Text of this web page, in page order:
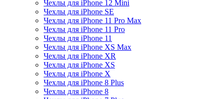
Чехлы для iPhone 12 Mini
Чехлы для iPhone SE
Чехлы для iPhone 11 Pro Max
Чехлы для iPhone 11 Pro
Чехлы для iPhone 11
Чехлы для iPhone XS Max
Чехлы для iPhone XR
Чехлы для iPhone XS
Чехлы для iPhone X
Чехлы для iPhone 8 Plus
Чехлы для iPhone 8